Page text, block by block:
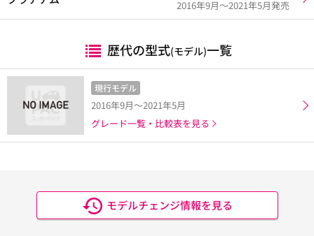
2016年9月～2021年5月発売
歴代の型式(モデル)一覧
現行モデル
2016年9月～2021年5月
グレード一覧・比較表を見る
モデルチェンジ情報を見る